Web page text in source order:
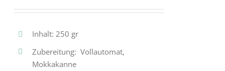
Inhalt: 250 gr
Zubereitung: Vollautomat,
Mokkakanne